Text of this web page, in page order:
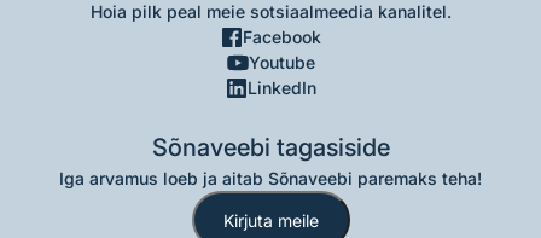
Hoia pilk peal meie sotsiaalmeedia kanalitel.
Facebook
Youtube
LinkedIn
Sõnaveebi tagasiside
Iga arvamus loeb ja aitab Sõnaveebi paremaks teha!
Kirjuta meile